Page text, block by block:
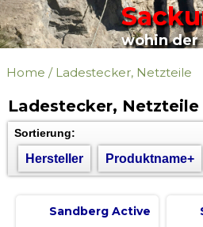
wohin der
Home / Ladestecker, Netzteile
Ladestecker, Netzteile
Sortierung:
Hersteller Produktname+
Sandberg Active